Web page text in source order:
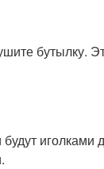
бутылку.
иголками